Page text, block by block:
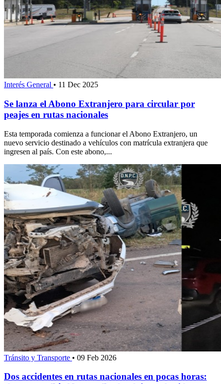
Interés General • 11 Dec 2025
Se lanza el Abono Extranjero para circular por
peajes en rutas nacionales
Esta temporada comienza a funcionar el Abono Extranjero, un
nuevo servicio destinado a vehículos con matrícula extranjera que
ingresen al país. Con este abono,...
Tránsito y Transporte • 09 Feb 2026
Dos accidentes en rutas nacionales en pocas horas: